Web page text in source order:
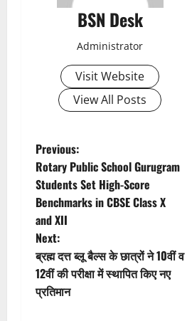
BSN Desk
Administrator
Visit Website
View All Posts
P
o
s
t
n
a
Previous:
Rotary Public School Gurugram
Students Set High-Score
Benchmarks in CBSE Class X
and XII
Next:
ब्रह्म दत्त ब्लू बैल्स के छात्रों ने 10वीं व
12वीं की परीक्षा में स्थापित किए नए
प्रतिमान